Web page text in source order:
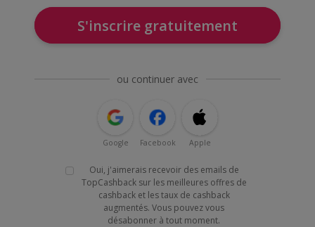
S'inscrire gratuitement
ou continuer avec
Google Facebook Apple
Oui, j'aimerais recevoir des emails de
TopCashback sur les meilleures offres de
cashback et les taux de cashback
augmentés. Vous pouvez vous
désabonner à tout moment.